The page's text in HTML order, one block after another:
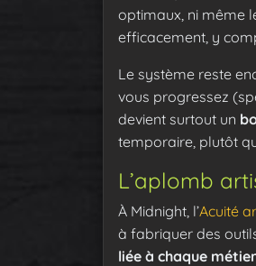
optimaux, ni même
efficacement, y
Le système reste
vous progressez
devient surtout un
temporaire, plutôt
L’aplomb
À Midnight, l’Acuité
à fabriquer des
liée à chaque métier